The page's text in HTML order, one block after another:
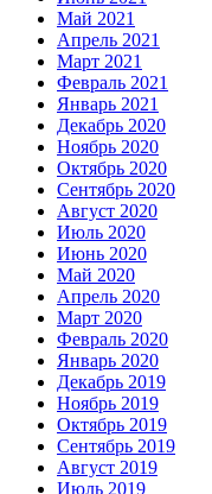
Май 2021
Апрель 2021
Март 2021
Февраль 2021
Январь 2021
Декабрь 2020
Ноябрь 2020
Октябрь 2020
Сентябрь 2020
Август 2020
Июль 2020
Июнь 2020
Май 2020
Апрель 2020
Март 2020
Февраль 2020
Январь 2020
Декабрь 2019
Ноябрь 2019
Октябрь 2019
Сентябрь 2019
Август 2019
Июль 2019